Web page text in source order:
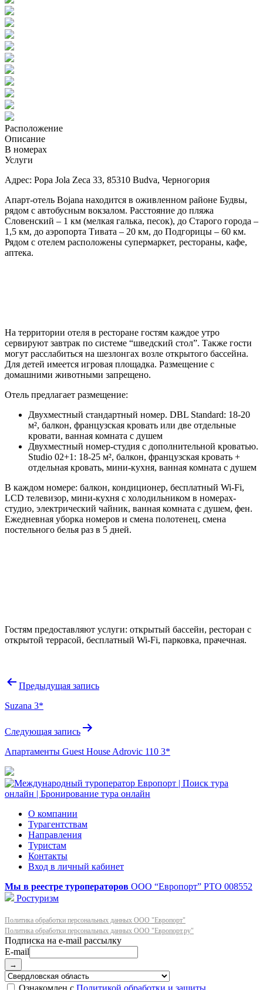
Расположение
Описание
В номерах
Услуги
Адрес: Popa Jola Zeca 33, 85310 Budva, Черногория
Апарт-отель Bojana находится в оживленном районе Будвы,
рядом с автобусным вокзалом. Расстояние до пляжа
Словенский – 1 км (мелкая галька, песок), до Старого города –
1,5 км, до аэропорта Тивата – 20 км, до Подгорицы – 60 км.
Рядом с отелем расположены супермаркет, рестораны, кафе,
аптека.
На территории отеля в ресторане гостям каждое утро
сервируют завтрак по системе “шведский стол”. Также гости
могут расслабиться на шезлонгах возле открытого бассейна.
Для детей имеется игровая площадка. Размещение с
домашними животными запрещено.
Отель предлагает размещение:
Двухместный стандартный номер. DBL Standard: 18-20
м², балкон, французская кровать или две отдельные
кровати, ванная комната с душем
Двухместный номер-студия с дополнительной кроватью.
Studio 02+1: 18-25 м², балкон, французская кровать +
отдельная кровать, мини-кухня, ванная комната с душем
В каждом номере: балкон, кондиционер, бесплатный Wi-Fi,
LCD телевизор, мини-кухня с холодильником в номерах-
студио, электрический чайник, ванная комната с душем, фен.
Ежедневная уборка номеров и смена полотенец, смена
постельного белья раз в 5 дней.
Гостям предоставляют услуги: открытый бассейн, ресторан с
открытой террасой, бесплатный Wi-Fi, парковка, прачечная.
Навигация
записям
Предыдущая запись
Suzana 3*
Следующая запись
Апартаменты Guest House Adrovic 110 3*
О компании
Турагентствам
Направления
Туристам
Контакты
Вход в личный кабинет
Мы в реестре туроператоров ООО “Европорт” РТО 008552
Ростуризм
Политика обработки персональных данных ООО "Европорт"
Политика обработки персональных данных ООО "Европорт.ру"
E-mail
→
Ознакомлен с Политикой обработки и защиты